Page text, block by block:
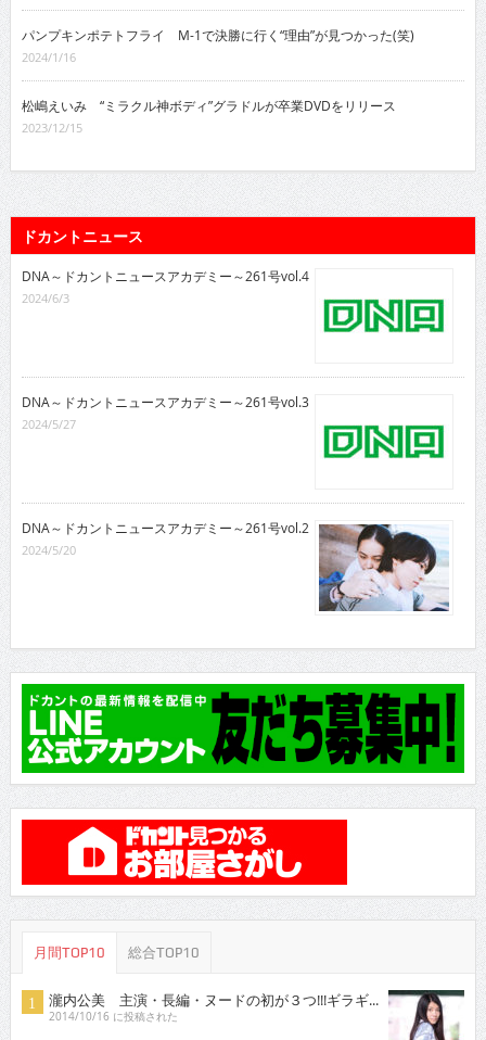
パンプキンポテトフライ M-1で決勝に行く“理由”が見つかった(笑)
2024/1/16
松嶋えいみ “ミラクル神ボディ”グラドルが卒業DVDをリリース
2023/12/15
ドカントニュース
DNA～ドカントニュースアカデミー～261号vol.4
2024/6/3
DNA～ドカントニュースアカデミー～261号vol.3
2024/5/27
DNA～ドカントニュースアカデミー～261号vol.2
2024/5/20
月間TOP10 総合TOP10
瀧内公美 主演・長編・ヌードの初が３つ!!!ギラギ...
2014/10/16 に投稿された